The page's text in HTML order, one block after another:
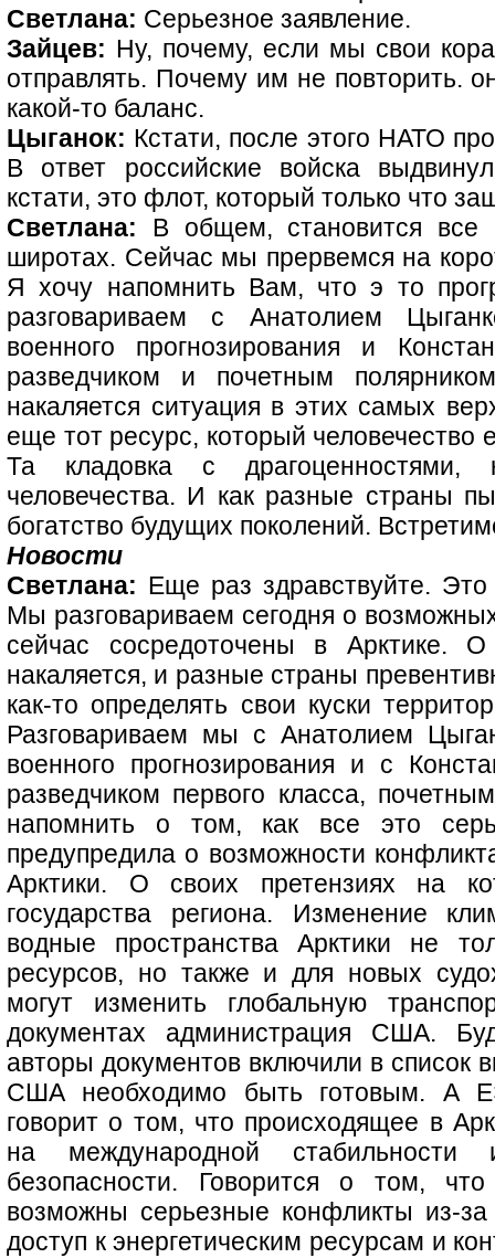
Светлана: Серьезное заявление.
Зайцев: Ну, почему, если мы свои
отправлять. Почему им не повторить.
какой-то баланс.
Цыганок: Кстати, после этого НАТО
В ответ российские войска
кстати, это флот, который только что
Светлана: В общем, становится все
широтах. Сейчас мы прервемся на
Я хочу напомнить Вам, что э то
разговариваем с Анатолием
военного прогнозирования и
разведчиком и почетным
накаляется ситуация в этих самых
еще тот ресурс, который человечество
Та кладовка с
человечества. И как разные страны
богатство будущих поколений.
Новости
Светлана: Еще раз здравствуйте.
Мы разговариваем сегодня о
сейчас сосредоточены в Арктике.
накаляется, и разные страны
как-то определять свои куски
Разговариваем мы с Анатолием
военного прогнозирования и с
разведчиком первого класса,
напомнить о том, как все это
предупредила о возможности
Арктики. О своих претензиях на
государства региона. Изменение
водные пространства Арктики не
ресурсов, но также и для новых
могут изменить глобальную
документах администрация США.
авторы документов включили в список
США необходимо быть готовым. А
говорит о том, что происходящее в
на международной стабильности
безопасности. Говорится о том,
возможны серьезные конфликты из-за
доступ к энергетическим ресурсам и